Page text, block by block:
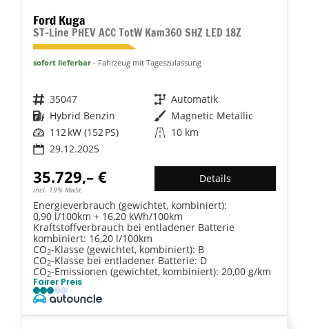
Ford Kuga
ST-Line PHEV ACC TotW Kam360 SHZ LED 18Z
sofort lieferbar Fahrzeug mit Tageszulassung
Fahrzeugnr. 35047 Getriebe Automatik
Kraftstoff Hybrid Benzin Außenfarbe Magnetic Metallic
Leistung 112 kW (152 PS) Kilometerstand 10 km
29.12.2025
35.729,– €
incl. 19% MwSt.
Details
Energieverbrauch (gewichtet, kombiniert):
0,90 l/100km + 16,20 kWh/100km
Kraftstoffverbrauch bei entladener Batterie
kombiniert: 16,20 l/100km
CO2-Klasse (gewichtet, kombiniert): B
CO2-Klasse bei entladener Batterie: D
CO2-Emissionen (gewichtet, kombiniert): 20,00 g/km
Fairer Preis